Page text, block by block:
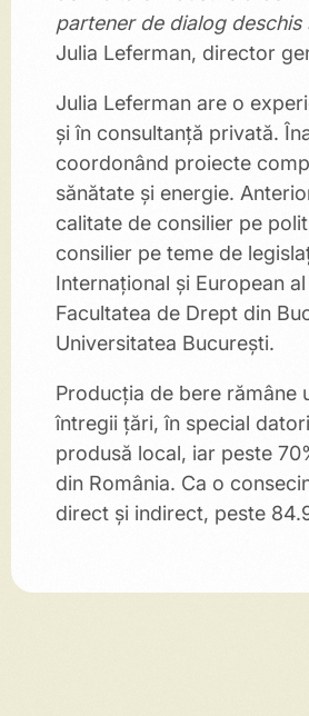
partener de dialog
Julia Leferman, director
Julia Leferman are o
și în consultanță privată.
coordonând proiecte
sănătate și energie.
calitate de consilier pe
consilier pe teme de
Internațional și European
Facultatea de Drept din
Universitatea București.
Producția de bere rămâne
întregii țări, în special
produsă local, iar peste
din România. Ca o
direct și indirect, peste